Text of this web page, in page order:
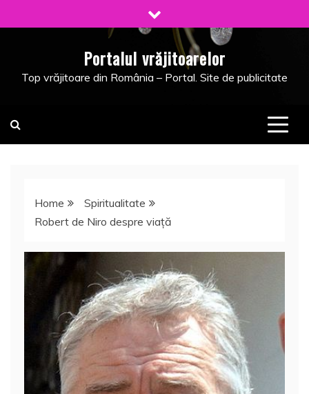
to
Portalul vrăjitoarelor
Top vrăjitoare din România – Portal. Site de publicitate
Home
Spiritualitate
Robert de Niro despre viaţă